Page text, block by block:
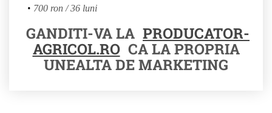
700 ron / 36 luni
GANDITI-VA LA PRODUCATOR-
AGRICOL.RO CA LA PROPRIA
UNEALTA DE MARKETING